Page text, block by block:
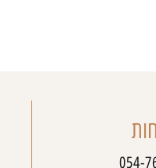
054-